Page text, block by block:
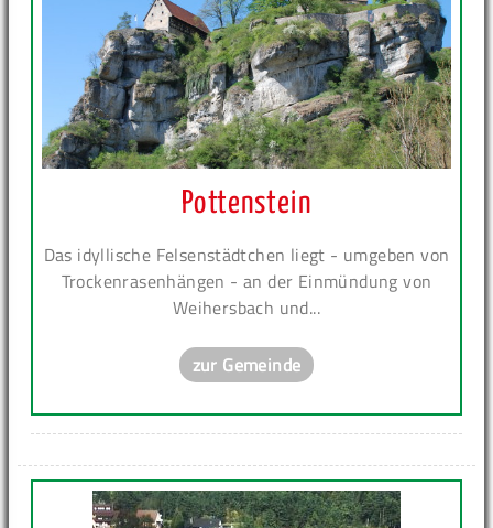
Pottenstein
Das idyllische Felsenstädtchen liegt - umgeben von
Trockenrasenhängen - an der Einmündung von
Weihersbach und...
zur Gemeinde